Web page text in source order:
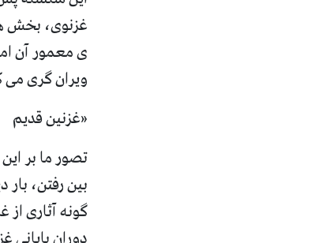
غزنوی، بخش
ی معمور آن
ویران گری
«غزنین قدیم
تصور ما بر
بین رفتن،
گونه آثاری